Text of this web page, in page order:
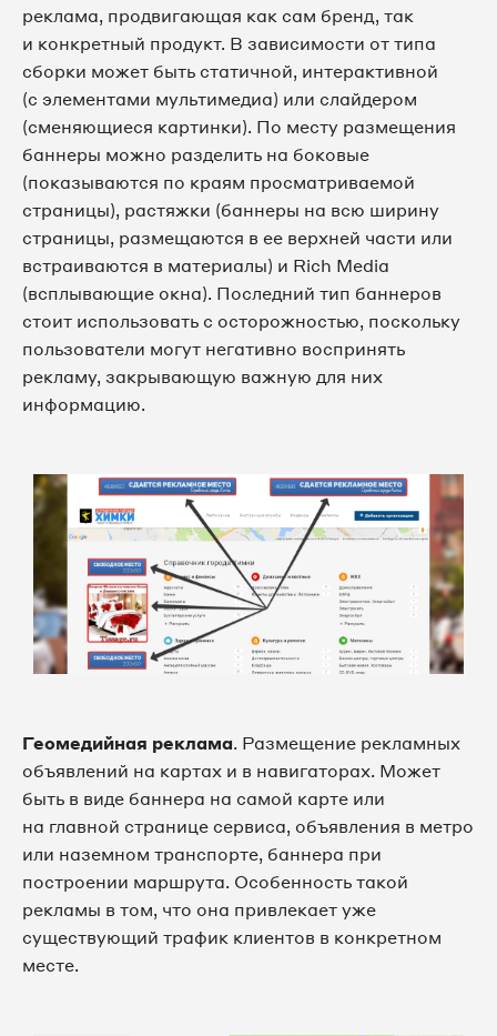
реклама, продвигающая как сам бренд, так
и конкретный продукт. В зависимости от типа
сборки может быть статичной, интерактивной
(с элементами мультимедиа) или слайдером
(сменяющиеся картинки). По месту размещения
баннеры можно разделить на боковые
(показываются по краям просматриваемой
страницы), растяжки (баннеры на всю ширину
страницы, размещаются в ее верхней части или
встраиваются в материалы) и Rich Media
(всплывающие окна). Последний тип баннеров
стоит использовать с осторожностью, поскольку
пользователи могут негативно воспринять
рекламу, закрывающую важную для них
информацию.
Геомедийная реклама. Размещение рекламных
объявлений на картах и в навигаторах. Может
быть в виде баннера на самой карте или
на главной странице сервиса, объявления в метро
или наземном транспорте, баннера при
построении маршрута. Особенность такой
рекламы в том, что она привлекает уже
существующий трафик клиентов в конкретном
месте.